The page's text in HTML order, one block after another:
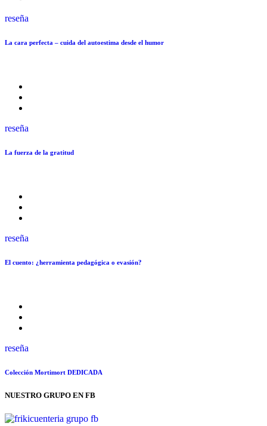
reseña
La cara perfecta – cuida del autoestima desde el humor
reseña
La fuerza de la gratitud
reseña
El cuento: ¿herramienta pedagógica o evasión?
reseña
Colección Mortimort DEDICADA
NUESTRO GRUPO EN FB